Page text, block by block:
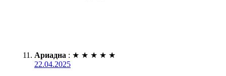
Ариадна : ★ ★ ★ ★ ★
22.04.2025